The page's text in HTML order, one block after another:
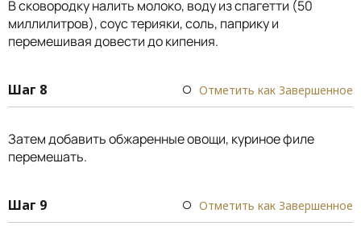
В сковородку налить молоко, воду из спагетти (50
миллилитров), соус терияки, соль, паприку и
перемешивая довести до кипения.
Шаг 8 Отметить как Завершенное
Затем добавить обжаренные овощи, куриное филе
перемешать.
Шаг 9 Отметить как Завершенное